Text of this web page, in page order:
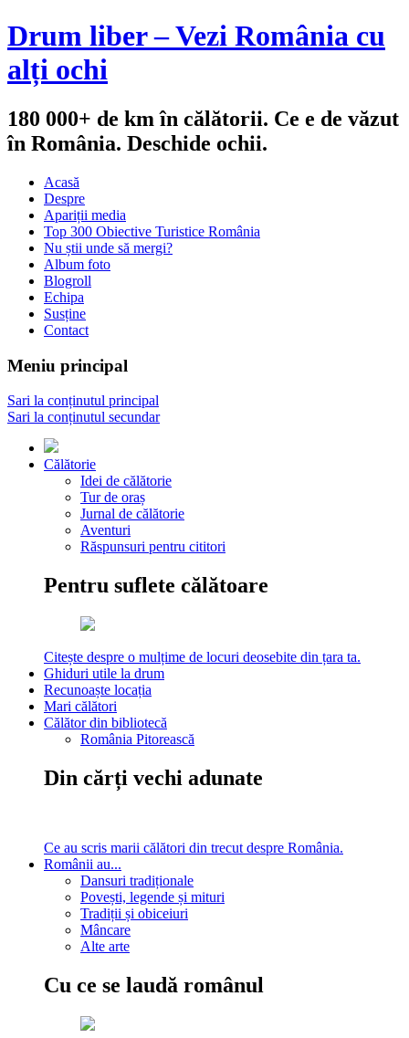
Drum liber – Vezi România cu
alți ochi
180 000+ de km în călătorii. Ce e de văzut
în România. Deschide ochii.
Acasă
Despre
Apariții media
Top 300 Obiective Turistice România
Nu știi unde să mergi?
Album foto
Blogroll
Echipa
Susține
Contact
Meniu principal
Sari la conținutul principal
Sari la conținutul secundar
Călătorie
Idei de călătorie
Tur de oraș
Jurnal de călătorie
Aventuri
Răspunsuri pentru cititori
Pentru suflete călătoare
Citește despre o mulțime de locuri deosebite din țara ta.
Ghiduri utile la drum
Recunoaște locația
Mari călători
Călător din bibliotecă
România Pitorească
Din cărți vechi adunate
Ce au scris marii călători din trecut despre România.
Românii au...
Dansuri tradiționale
Povești, legende și mituri
Tradiții și obiceiuri
Mâncare
Alte arte
Cu ce se laudă românul